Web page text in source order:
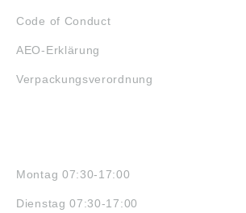
Code of Conduct
AEO-Erklärung
Verpackungsverordnung
Montag 07:30-17:00
Dienstag 07:30-17:00